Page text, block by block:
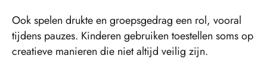
Ook spelen drukte en groepsgedrag een rol, vooral
tijdens pauzes. Kinderen gebruiken toestellen soms op
creatieve manieren die niet altijd veilig zijn.